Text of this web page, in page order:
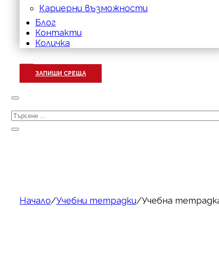
Кариерни възможности
Блог
Контакти
Количка
ЗАПИШИ СРЕЩА
Търсене
Начало/Учебни тетрадки/Учебна